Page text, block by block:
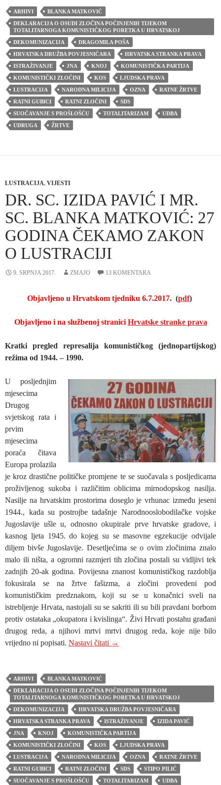
ARHIVI
BLANKA MATKOVIĆ
DEKLARACIJA O OSUDI ZLOČINA POČINJENIH TIJEKOM
TOTALITARNOGA KOMUNISTIČKOG PORETKA U HRVATSKOJ
DEKOMUNIZACIJA
DRAGOMILA POŠA
HRVATSKA DRUŽBA POVJESNIČARA
HRVATSKA STRANKA PRAVA
ISTRAŽIVANJE
JNA KNOJ
KOMUNISTIČKA PARTIJA
KOMUNISTIČKI ZLOČINI
KOS
LJUDSKA PRAVA
LUSTRACIJA
NARODNA MILICIJA OZNA
RATNE ŽRTVE
RATNI GUBICI
RATNI ZLOČINI
SDS
SUOČAVANJE S PROŠLOŠĆU
TOTALITARIZAM
UDBA
UDRUGA
ŽRTVE
LUSTRACIJA, VIJESTI
DR. SC. IZIDA PAVIĆ I MR.
SC. BLANKA MATKOVIĆ: 27
GODINA ČEKAMO ZAKON
O LUSTRACIJI
9. SRPNJA 2017. ZMAJO 13 KOMENTARA
Objavljeno u Hrvatskom tjedniku 6.7.2017. (pdf)
Objavljeno i na službenoj stranici Hrvatske stranke prava
Kratki pregled represalija komunističkog (jednopartijskog)
režima od 1944. – 1990.
U posljednjim
mjesecima
Drugog
svjetskog rata i
prvim
mjesecima
poraća čitava
Europa prolazila
je kroz drastične političke promjene te se suočavala s posljedicama
proživljenog sukoba i različitim oblicima mirnodopskog nasilja.
Nasilje na hrvatskim prostorima doseglo je vrhunac između jeseni
1944., kada su postrojbe tadašnje Narodnooslobodilačke vojske
Jugoslavije ušle u, odnosno okupirale prve hrvatske gradove, i
kasnog ljeta 1945. do kojeg su se masovne egzekucije odvijale
diljem bivše Jugoslavije. Desetljećima se o ovim zločinima znalo
malo ili ništa, a ogromni razmjeri tih zločina postali su vidljivi tek
zadnjih 20-ak godina. Povijesna znanost komunističkog razdoblja
fokusirala se na žrtve fašizma, a zločini provedeni pod
komunističkim predznakom, koji su se u konačnici sveli na
istrebljenje Hrvata, nastojali su se sakriti ili su bili pravdani borbom
protiv ostataka „okupatora i kvislinga“. Živi Hrvati postahu građani
drugog reda, a njihovi mrtvi mrtvi drugog reda, koje nije bilo
vrijedno ni popisati. Nastavi čitati DR. SC. IZIDA PAVIĆ I MR.
→
ARHIVI
BLANKA MATKOVIĆ
DEKLARACIJA O OSUDI ZLOČINA POČINJENIH TIJEKOM
TOTALITARNOGA KOMUNISTIČKOG PORETKA U HRVATSKOJ
DEKOMUNIZACIJA
HRVATSKA DRUŽBA POVJESNIČARA
HRVATSKA STRANKA PRAVA
ISTRAŽIVANJE
IZIDA PAVIĆ
JNA
KNOJ
KOMUNISTIČKA PARTIJA
KOMUNISTIČKI ZLOČINI
KOS
LJUDSKA PRAVA
LUSTRACIJA
NARODNA MILICIJA OZNA
RATNE ŽRTVE
RATNI GUBICI
RATNI ZLOČINI SDS
STIPO PILIĆ
SUOČAVANJE S PROŠLOŠĆU
TOTALITARIZAM
UDBA